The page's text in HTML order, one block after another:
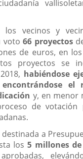
los vecinos y
voto66 proyectos
de euros, en
proyectos se
habiéndose
encontrándose el
y, en menor
de votación
a
los5 millones